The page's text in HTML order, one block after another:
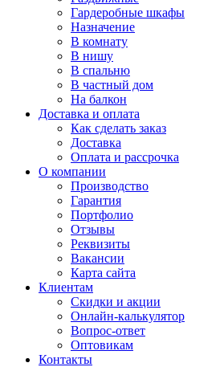
Гардеробные шкафы
Назначение
В комнату
В нишу
В спальню
В частный дом
На балкон
Доставка и оплата
Как сделать заказ
Доставка
Оплата и рассрочка
О компании
Производство
Гарантия
Портфолио
Отзывы
Реквизиты
Вакансии
Карта сайта
Клиентам
Скидки и акции
Онлайн-калькулятор
Вопрос-ответ
Оптовикам
Контакты